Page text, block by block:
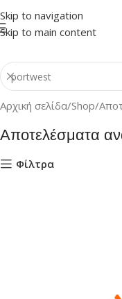
Skip to navigation
Skip to main content
Αρχική σελίδα Shop
Αποτελέσματα
Φίλτρα